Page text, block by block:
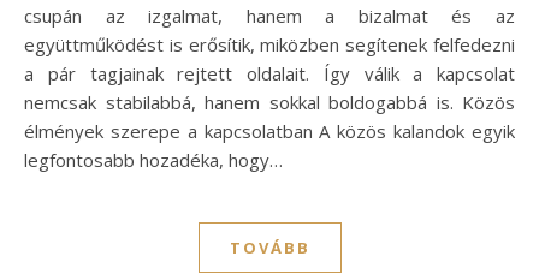
csupán az izgalmat, hanem a bizalmat és az
együttműködést is erősítik, miközben segítenek felfedezni
a pár tagjainak rejtett oldalait. Így válik a kapcsolat
nemcsak stabilabbá, hanem sokkal boldogabbá is. Közös
élmények szerepe a kapcsolatban A közös kalandok egyik
legfontosabb hozadéka, hogy…
TOVÁBB